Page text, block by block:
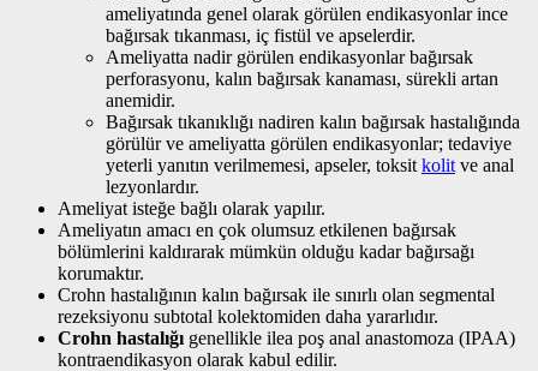
ameliyatında genel olarak görülen endikasyonlar ince
bağırsak tıkanması, iç fistül ve apselerdir.
Ameliyatta nadir görülen endikasyonlar bağırsak
perforasyonu, kalın bağırsak kanaması, sürekli artan
anemidir.
Bağırsak tıkanıklığı nadiren kalın bağırsak hastalığında
görülür ve ameliyatta görülen endikasyonlar; tedaviye
yeterli yanıtın verilmemesi, apseler, toksit kolit ve anal
lezyonlardır.
Ameliyat isteğe bağlı olarak yapılır.
Ameliyatın amacı en çok olumsuz etkilenen bağırsak
bölümlerini kaldırarak mümkün olduğu kadar bağırsağı
korumaktır.
Crohn hastalığının kalın bağırsak ile sınırlı olan segmental
rezeksiyonu subtotal kolektomiden daha yararlıdır.
Crohn hastalığı genellikle ilea poş anal anastomoza (IPAA)
kontraendikasyon olarak kabul edilir.